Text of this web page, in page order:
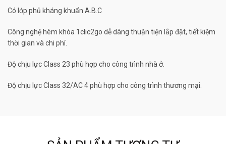
Có lớp phủ kháng khuẩn A.B.C
Công nghệ hèm khóa 1clic2go dễ dàng thuận tiện lắp đặt, tiết kiệm
thời gian và chi phí.
Độ chịu lực Class 23 phù hợp cho công trình nhà ở.
Độ chịu lực Class 32/AC 4 phù hợp cho công trình thương mại.